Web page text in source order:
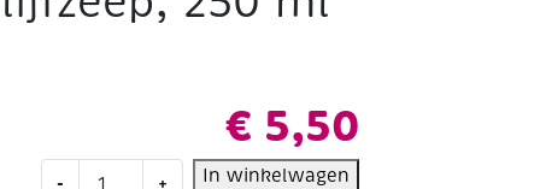
€ 5,50
- + In winkelwagen